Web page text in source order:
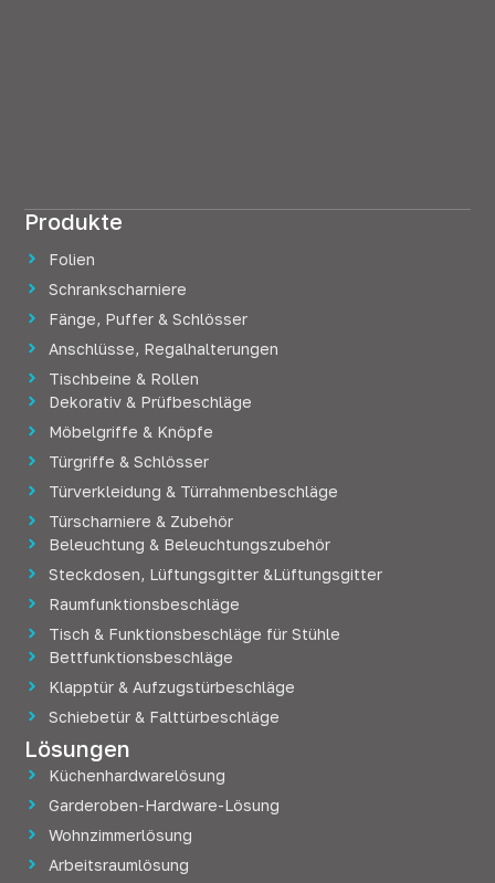
Produkte
Folien
Schrankscharniere
Fänge, Puffer & Schlösser
Anschlüsse, Regalhalterungen
Tischbeine & Rollen
Dekorativ & Prüfbeschläge
Möbelgriffe & Knöpfe
Türgriffe & Schlösser
Türverkleidung & Türrahmenbeschläge
Türscharniere & Zubehör
Beleuchtung & Beleuchtungszubehör
Steckdosen, Lüftungsgitter &Lüftungsgitter
Raumfunktionsbeschläge
Tisch & Funktionsbeschläge für Stühle
Bettfunktionsbeschläge
Klapptür & Aufzugstürbeschläge
Schiebetür & Falttürbeschläge
Lösungen
Küchenhardwarelösung
Garderoben-Hardware-Lösung
Wohnzimmerlösung
Arbeitsraumlösung